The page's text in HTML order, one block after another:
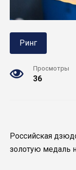
Ринг
Просмотры
36
Российская
золотую медаль